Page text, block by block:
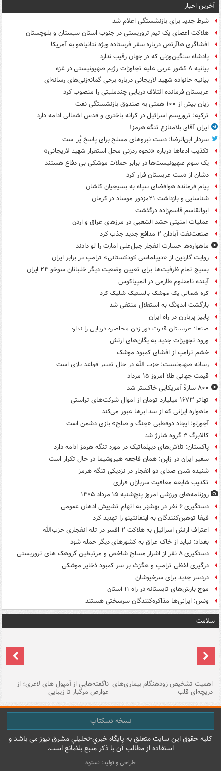
آخرین اخبار
شرط جدید برای بازنشستگی اعلام شد
هلاکت اعضای یک تیم تروریستی در جنوب استان سیستان و بلوچستان
افشاگری هاآرتص درباره سفر فرستاده ویژه نتانیاهو به آمریکا
پادشاه سنگین‌وزنی که در جهان رقیب ندارد
بیانیه ۸ کشور عربی علیه تجاوزات رژیم صهیونیستی در غزه
بیانیه خانواده شهید لاریجانی درباره برخی گمانه‌زنی‌های رسانه‌ای
عربستان فرمانده ائتلاف دریایی چندملیتی را منصوب کرد
زیان بیش از ۱۰۰ همتی به صندوق‌ بازنشستگی نفت
ترکیه: تروریسم اسرائیل در کرانه باختری و قدس اشغالی ادامه دارد
ایران آقای بلامنازع تنگه هرمز!
سردار ابن‌الرضا: دست نیروهای مسلح برای پاسخ پُر است
تکذیب ادعاها درباره «نحوه ردزنی محل استقرار شهید لاریجانی»
یک‌ سوم صهیونیست‌ها در برابر حملات موشکی بی دفاع هستند
دشان از دست عربستان فرار کرد
پیام فرمانده هوافضای سپاه به بسیجیان کاشان
شناسایی و بازداشت ۲۱مزدور موساد در کرمان
ابوالقاسم قاسم‌زاده درگذشت
عملیات امنیتی حشد الشعبی در مرزهای عراق و اردن
صنعت‌نفت آبادان ۲ مدافع جدید جذب کرد
ماهواره‌ها خسارت انفجار جبل‌علی امارت را لو دادند
روایت گاردین از «دیپلماسی کودکستانی» ترامپ در برابر ایران
بسیج تمام ظرفیت‌ها برای تعیین وضعیت دیگر خلبانان سوخو ۲۴ ایران
آینده نامعلوم طارمی در المپیاکوس
کره شمالی یک موشک بالستیک شلیک کرد
بازگشت اندونگ به استقلال منتفی شد
پاییز پرباران در راه ایران
صنعا: عربستان قدرت دور زدن محاصره دریایی را ندارد
ورود تجهیزات جدید به یگان‌های ارتش
خشم ترامپ از افشای کمبود موشک
رسانه صهیونیست: حزب الله در حال تغییر قواعد بازی است
قیمت جهانی طلا امروز ۱۵ مرداد
۸۰۰ سازۀ آمریکایی خاکستر شد
تهاتر ۱۶۷۳ میلیارد تومان از اموال شرکت‌های تراستی
ماهواره ایرانی که از سد ابرها عبور می‌کند
آجورلو: ایجاد دوقطبی «جنگ و صلح‌» بازی دشمن است
کالابرگ ۳ گروه شارژ شد
پاکستان: تلاش‌های دیپلماتیک در مورد تنگه هرمز ادامه دارد
سفیر ایران در ژاپن: همان فاجعه هیروشیما در حال تکرار است
شنیده شدن صدای دو انفجار در نزدیکی تنگه هرمز
تکذیب شایعه معافیت سربازان فراری
روزنامه‌های ورزشی امروز پنج‌شنبه ۱۵ مرداد ۱۴۰۵
دستگیری ۶ نفر در بهشهر به اتهام تشویش اذهان عمومی
فیفا توهین‌کنندگان به اینفانتینو را تهدید کرد
اعتراف ارتش اسرائیل به هلاکت ۲ افسر در تله انفجاری حزب‌الله
بغداد: نباید از خاک عراق به کشورهای دیگر حمله شود
دستگیری ۸ نفر از اشرار مسلح شاخص و مرتبطین گروهک های تروریستی
درگیری لفظی ترامپ و هگزث بر سر کمبود ذخایر موشکی
دردسر جدید برای سرخپوشان
موج بارش‌های تابستانه در راه ۱۱ استان
ونس: ایرانی‌ها مذاکره‌کنندگان سرسختی هستند
سلامت
اهمیت تشخیص زودهنگام بیماری‌های
دریچه‌ای قلب
ناگفته‌هایی از آمپول های لاغری؛ از
عوارض مرگبار تا زیبایی
نسخه دسکتاپ
کليه حقوق اين سايت متعلق به پایگاه خبري-تحليلي مشرق نيوز می باشد و
استفاده از مطالب آن با ذکر منبع بلامانع است.
طراحی و تولید: نستوه